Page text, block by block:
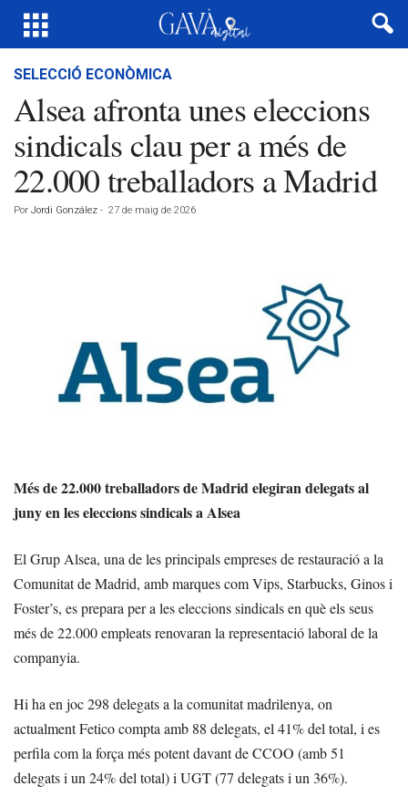
SELECCIÓ ECONÒMICA
Alsea afronta unes eleccions
sindicals clau per a més de
22.000 treballadors a Madrid
Por Jordi González - 27 de maig de 2026
Més de 22.000 treballadors de Madrid elegiran delegats al
juny en les eleccions sindicals a Alsea
El Grup Alsea, una de les principals empreses de restauració a la
Comunitat de Madrid, amb marques com Vips, Starbucks, Ginos i
Foster’s, es prepara per a les eleccions sindicals en què els seus
més de 22.000 empleats renovaran la representació laboral de la
companyia.
Hi ha en joc 298 delegats a la comunitat madrilenya, on
actualment Fetico compta amb 88 delegats, el 41% del total, i es
perfila com la força més potent davant de CCOO (amb 51
delegats i un 24% del total) i UGT (77 delegats i un 36%).